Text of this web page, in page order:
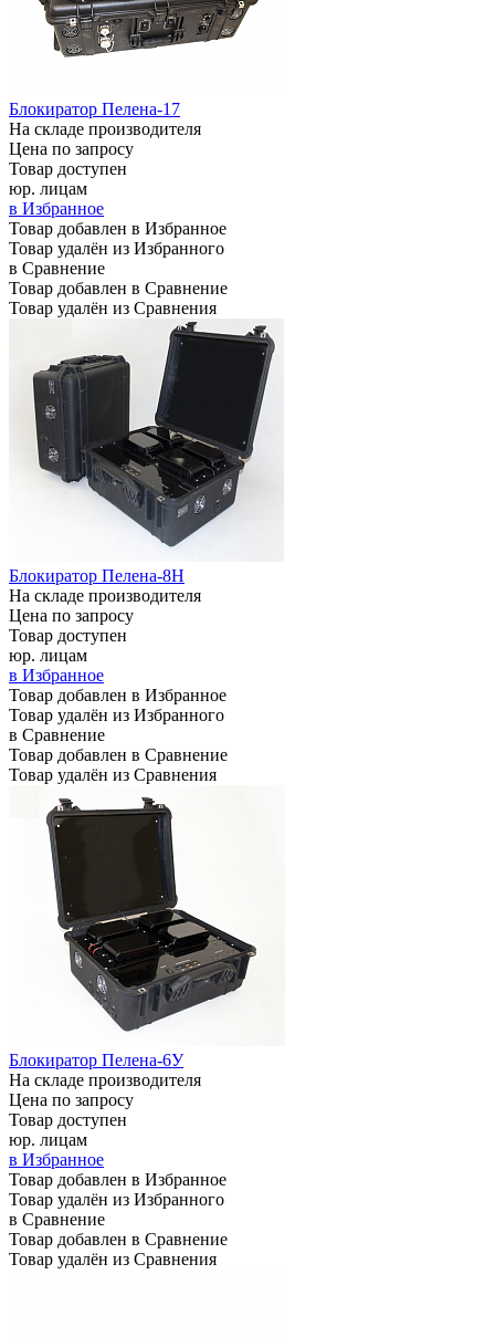
Блокиратор Пелена-17
На складе производителя
Цена по запросу
Товар доступен
юр. лицам
в Избранное
Товар добавлен в Избранное
Товар удалён из Избранного
в Сравнение
Товар добавлен в Сравнение
Товар удалён из Сравнения
Блокиратор Пелена-8Н
На складе производителя
Цена по запросу
Товар доступен
юр. лицам
в Избранное
Товар добавлен в Избранное
Товар удалён из Избранного
в Сравнение
Товар добавлен в Сравнение
Товар удалён из Сравнения
Блокиратор Пелена-6У
На складе производителя
Цена по запросу
Товар доступен
юр. лицам
в Избранное
Товар добавлен в Избранное
Товар удалён из Избранного
в Сравнение
Товар добавлен в Сравнение
Товар удалён из Сравнения